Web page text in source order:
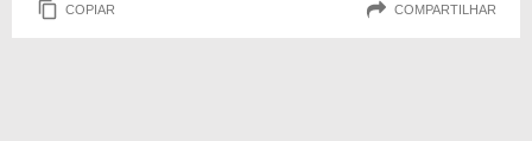
COPIAR COMPARTILHAR